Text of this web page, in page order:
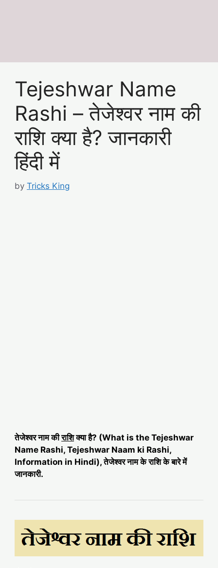
Tejeshwar Name
Rashi – तेजेश्वर नाम की
राशि क्या है? जानकारी
हिंदी में
by Tricks King
तेजेश्वर नाम कीराशिक्या है? (What is the Tejeshwar
Name Rashi, Tejeshwar Naam ki Rashi,
Information in Hindi), तेजेश्वर नाम के राशि के बारे में
जानकारी.